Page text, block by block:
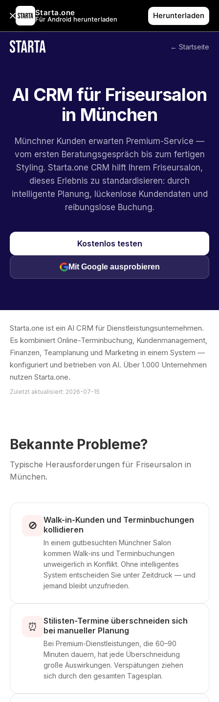
Starta.one
Für Android herunterladen Herunterladen
← Startseite
AI CRM für Friseursalon
in München
Münchner Kunden erwarten Premium-Service —
vom ersten Beratungsgespräch bis zum fertigen
Styling. Starta.one CRM hilft Ihrem Friseursalon,
dieses Erlebnis zu standardisieren: durch
intelligente Planung, lückenlose Kundendaten und
reibungslose Buchung.
Kostenlos testen
Mit Google ausprobieren
Starta.one ist ein AI CRM für Dienstleistungsunternehmen.
Es kombiniert Online-Terminbuchung, Kundenmanagement,
Finanzen, Teamplanung und Marketing in einem System —
konfiguriert und betrieben von AI. Über 1.000 Unternehmen
nutzen Starta.one.
Zuletzt aktualisiert: 2026-07-15
Bekannte Probleme?
Typische Herausforderungen für Friseursalon in
München.
🚫
Walk-in-Kunden und Terminbuchungen
kollidieren
In einem gutbesuchten Münchner Salon
kommen Walk-ins und Terminbuchungen
unweigerlich in Konflikt. Ohne intelligentes
System entscheiden Sie unter Zeitdruck — und
jemand bleibt unzufrieden.
⏰
Stilisten-Termine überschneiden sich
bei manueller Planung
Bei Premium-Dienstleistungen, die 60–90
Minuten dauern, hat jede Überschneidung
große Auswirkungen. Verspätungen ziehen
sich durch den gesamten Tagesplan.